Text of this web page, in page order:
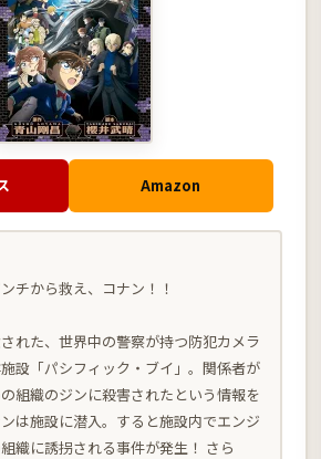
Amazon
チから救え、コナン！！
れた、世界中の警察が持つ防犯カメラ
設「パシフィック・ブイ」。関係者が
組織のジンに殺害されたという情報を
は施設に潜入。すると施設内でエンジ
織に誘拐される事件が発生！ さら